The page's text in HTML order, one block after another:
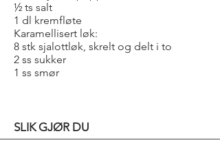
½ ts salt
1 dl kremfløte
Karamellisert løk:
8 stk sjalottløk, skrelt og delt i to
2 ss sukker
1 ss smør
SLIK GJØR DU